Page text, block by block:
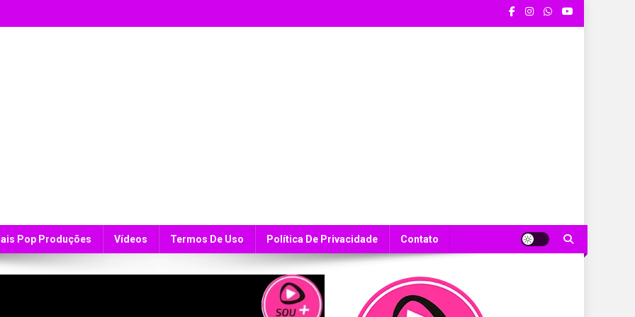
Pop Produções Vídeos Termos De Uso Política De Privacidade Contato